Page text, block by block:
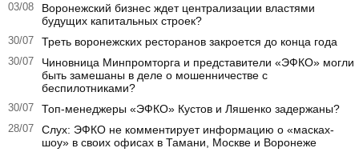
03/08
Воронежский бизнес ждет централизации властями
будущих капитальных строек?
30/07 Треть воронежских ресторанов закроется до конца года
30/07
Чиновница Минпромторга и представители «ЭФКО» могли
быть замешаны в деле о мошенничестве с
беспилотниками?
30/07 Топ-менеджеры «ЭФКО» Кустов и Ляшенко задержаны?
28/07
Слух: ЭФКО не комментирует информацию о «масках-
шоу» в своих офисах в Тамани, Москве и Воронеже